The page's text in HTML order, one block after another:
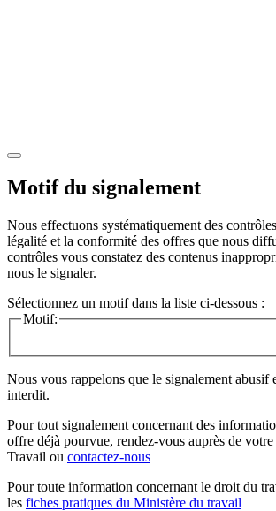
Motif du signalement
Nous effectuons systématiquement des
légalité et la conformité des offres que nous
contrôles vous constatez des contenus
nous le signaler.
Sélectionnez un motif dans la liste ci-dessous :
Motif:
Nous vous rappelons que le signalement abusif
interdit.
Pour tout signalement concernant des
offre déjà pourvue, rendez-vous auprès de
Travail ou contactez-nous
Pour toute information concernant le droit du
les fiches pratiques du Ministère du travail